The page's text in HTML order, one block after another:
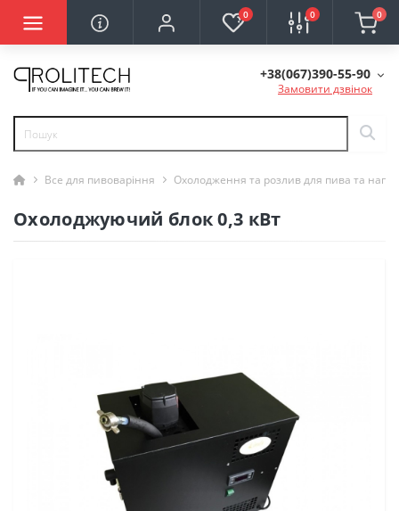
0 0 0
+38(067)390-55-90
Замовити дзвінок
Все для пивоваріння Охолодження та розлив для пива та
Охолоджуючий блок 0,3 кВт